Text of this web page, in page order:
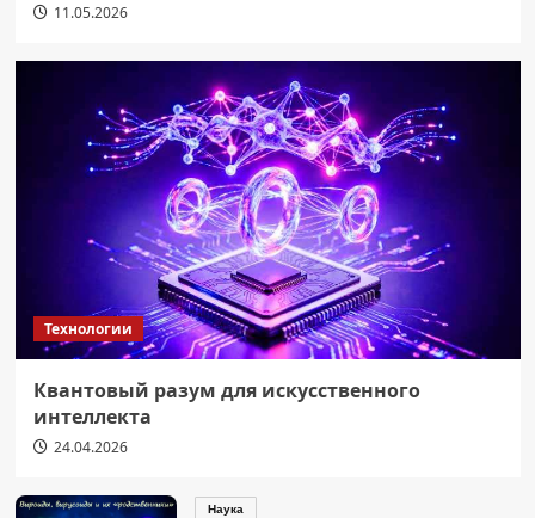
11.05.2026
Технологии
Квантовый разум для искусственного
интеллекта
24.04.2026
Наука